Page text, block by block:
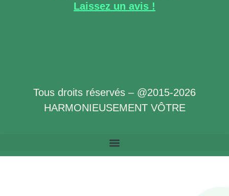
Laissez un avis !
Tous droits réservés – @2015-2026
HARMONIEUSEMENT VÔTRE